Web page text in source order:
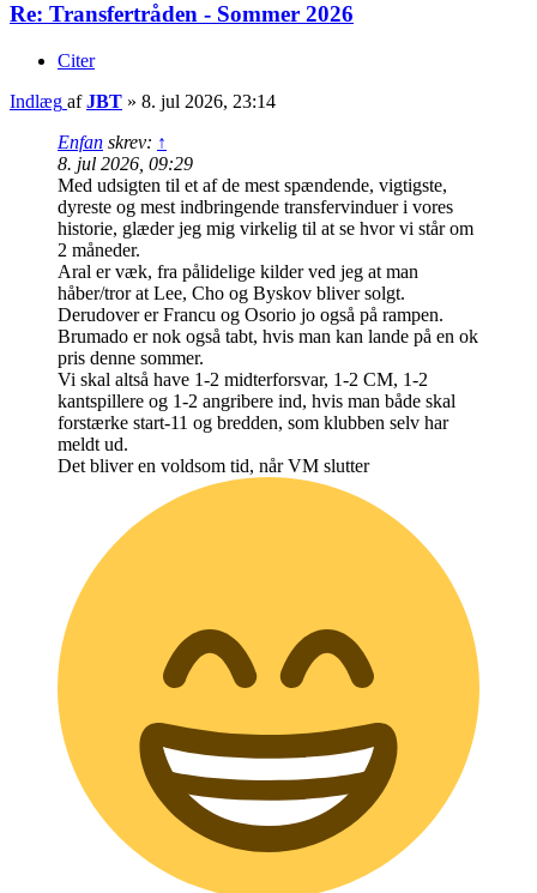
Re: Transfertråden - Sommer 2026
Citer
Indlæg afJBT » 8. jul 2026, 23:14
Enfan skrev: ↑
8. jul 2026, 09:29
Med udsigten til et af de mest spændende, vigtigste,
dyreste og mest indbringende transfervinduer i vores
historie, glæder jeg mig virkelig til at se hvor vi står om
2 måneder.
Aral er væk, fra pålidelige kilder ved jeg at man
håber/tror at Lee, Cho og Byskov bliver solgt.
Derudover er Francu og Osorio jo også på rampen.
Brumado er nok også tabt, hvis man kan lande på en ok
pris denne sommer.
Vi skal altså have 1-2 midterforsvar, 1-2 CM, 1-2
kantspillere og 1-2 angribere ind, hvis man både skal
forstærke start-11 og bredden, som klubben selv har
meldt ud.
Det bliver en voldsom tid, når VM slutter